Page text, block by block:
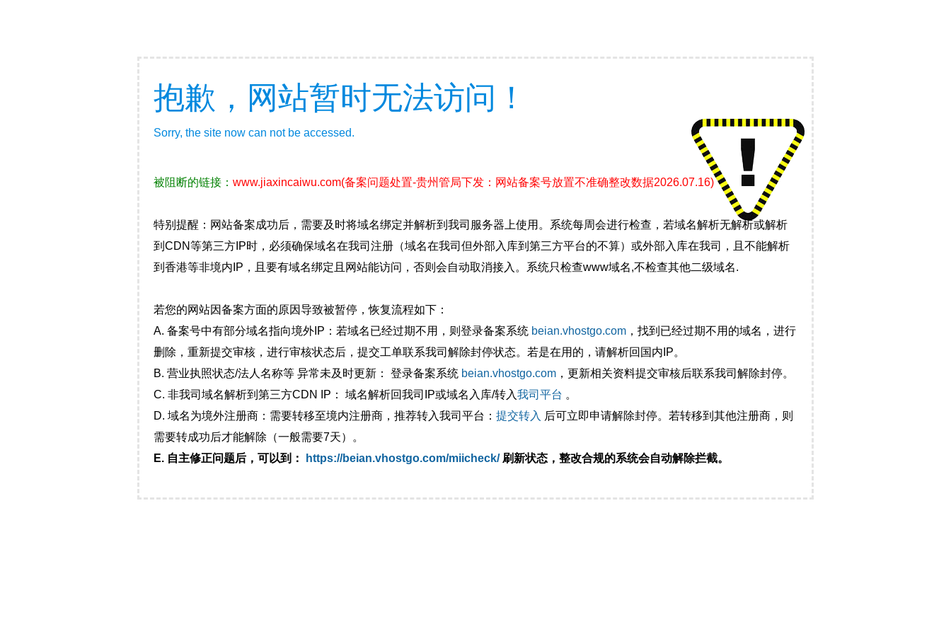
抱歉，网站暂时无法访问！
Sorry, the site now can not be accessed.
被阻断的链接： www.jiaxincaiwu.com(备案问题处置-贵州管局下发：网站备案号放置不准确整改数据2026.07.16)
特别提醒：网站备案成功后，需要及时将域名绑定并解析到我司服务器上使用。系统每周会进行检查，若域名解析无解析或解析
到CDN等第三方IP时，必须确保域名在我司注册（域名在我司但外部入库到第三方平台的不算）或外部入库在我司，且不能解析
到香港等非境内IP，且要有域名绑定且网站能访问，否则会自动取消接入。系统只检查www域名,不检查其他二级域名.
若您的网站因备案方面的原因导致被暂停，恢复流程如下：
A. 备案号中有部分域名指向境外IP：若域名已经过期不用，则登录备案系统 beian.vhostgo.com ，找到已经过期不用的域名，进行
删除，重新提交审核，进行审核状态后，提交工单联系我司解除封停状态。若是在用的，请解析回国内IP。
B. 营业执照状态/法人名称等 异常未及时更新： 登录备案系统 beian.vhostgo.com ，更新相关资料提交审核后联系我司解除封停。
C. 非我司域名解析到第三方CDN IP： 域名解析回我司IP或域名入库/转入我司平台 。
D. 域名为境外注册商：需要转移至境内注册商，推荐转入我司平台： 提交转入 后可立即申请解除封停。若转移到其他注册商，则
需要转成功后才能解除（一般需要7天）。
E. 自主修正问题后，可以到：
https://beian.vhostgo.com/miicheck/刷新状态，整改合规的系统会自动解除拦截。